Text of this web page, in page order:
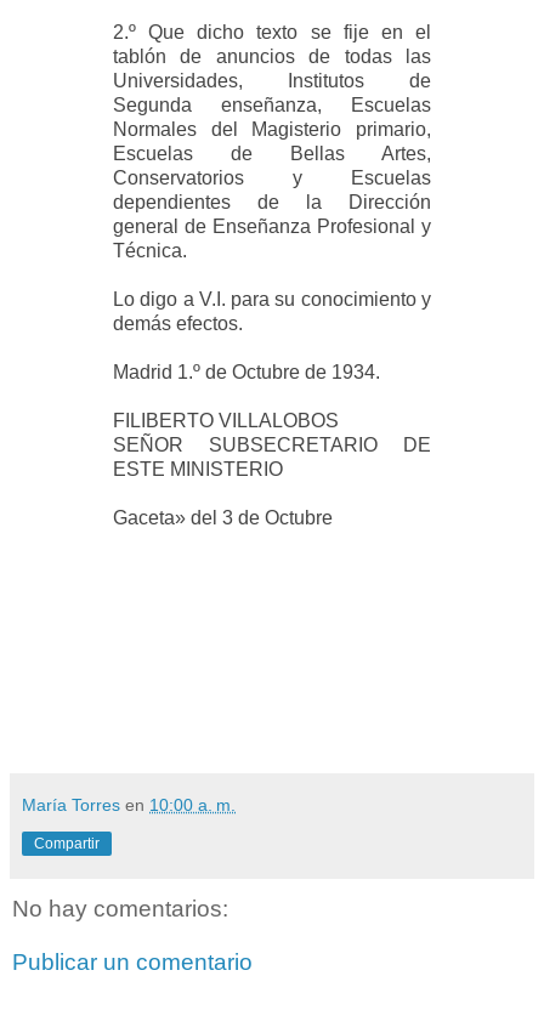
2.º Que dicho texto se fije en el
tablón de anuncios de todas las
Universidades, Institutos de
Segunda enseñanza, Escuelas
Normales del Magisterio primario,
Escuelas de Bellas Artes,
Conservatorios y Escuelas
dependientes de la Dirección
general de Enseñanza Profesional y
Técnica.
Lo digo a V.I. para su conocimiento y
demás efectos.
Madrid 1.º de Octubre de 1934.
FILIBERTO VILLALOBOS
SEÑOR SUBSECRETARIO DE
ESTE MINISTERIO
Gaceta» del 3 de Octubre
María Torres en 10:00 a. m.
Compartir
No hay comentarios:
Publicar un comentario